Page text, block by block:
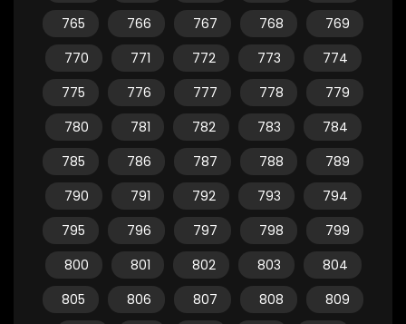
765
766 767 768
769
770
771 772 773
774
775
776 777 778
779
780
781 782 783
784
785
786 787 788
789
790
791 792 793
794
795
796 797 798
799
800
801 802 803
804
805
806 807 808
809